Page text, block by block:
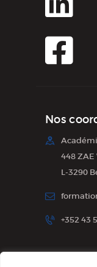
Nos
448 ZAE
L-3290
+352 43